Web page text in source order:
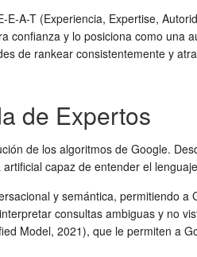
A-T (Experiencia, Expertise,
confianza y lo posiciona como
de rankear consistentemente y
de Expertos
de los algoritmos de Google.
capaz de entender el
y semántica, permitiendo
consultas ambiguas y no
Model, 2021), que le permiten a